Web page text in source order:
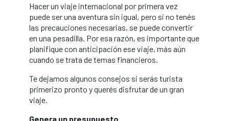
Hacer un viaje internacional por primera vez
puede ser una aventura sin igual, pero si no tenés
las precauciones necesarias, se puede convertir
en una pesadilla. Por esa razón, es importante que
planifique con anticipación ese viaje, más aún
cuando se trata de temas financieros.
Te dejamos algunos consejos si serás turista
primerizo pronto y querés disfrutar de un gran
viaje.
Genera un presupuesto